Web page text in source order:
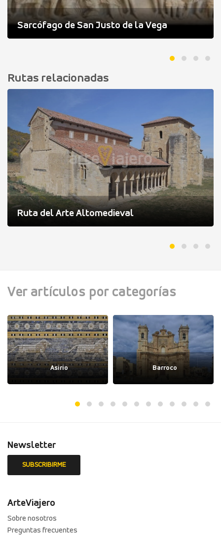
Sarcófago de San Justo de la Vega
Rutas relacionadas
Ruta del Arte Altomedieval
Ver artículos por categorías
Asirio Barroco
Newsletter
ArteViajero
Sobre nosotros
Preguntas frecuentes